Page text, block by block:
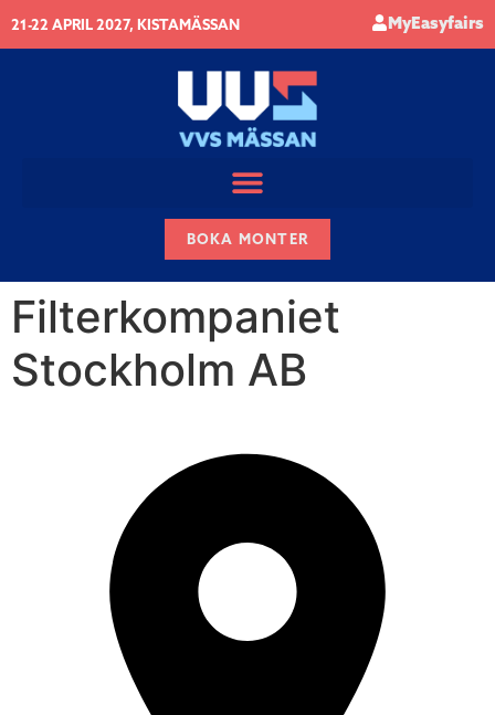
21-22 APRIL 2027, KISTAMÄSSAN MyEasyfairs
BOKA MONTER
Filterkompaniet
Stockholm AB